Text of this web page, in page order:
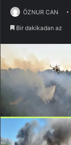
ÖZNUR CAN
Bir dakikadan az